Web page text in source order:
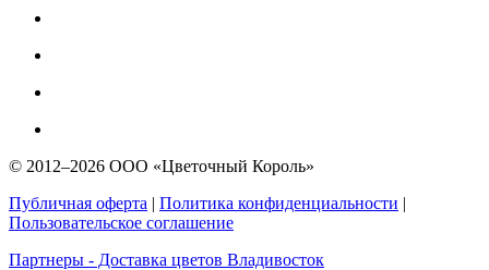
© 2012–2026 ООО «Цветочный Король»
Публичная оферта | Политика конфиденциальности |
Пользовательское соглашение
Партнеры - Доставка цветов Владивосток